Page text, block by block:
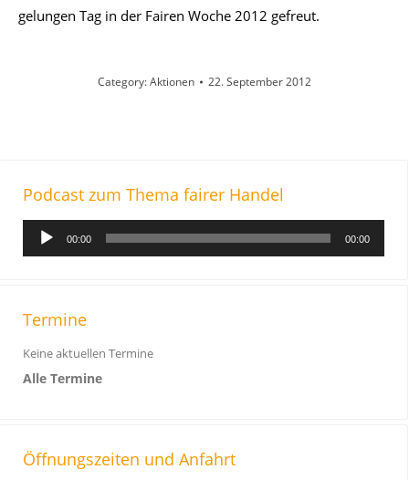
gelungen Tag in der Fairen Woche 2012 gefreut.
Category:Aktionen 22. September 2012
Podcast zum Thema fairer Handel
o
P
l
e
r
00:00 00:00
Termine
Keine aktuellen Termine
Alle Termine
Öffnungszeiten und Anfahrt